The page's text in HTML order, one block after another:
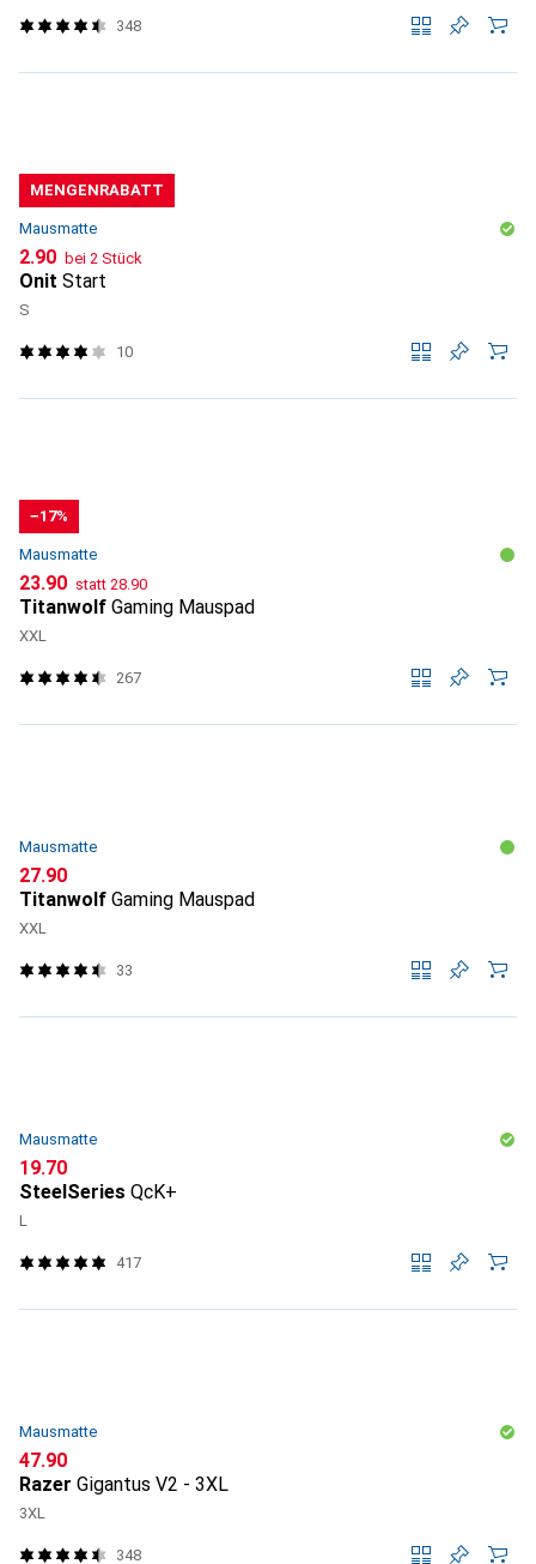
348
MENGENRABATT
Mausmatte
CHF
2.90 bei 2 Stück
Onit Start
S
10
−17%
Mausmatte
CHF
23.90 statt CHF
28.90
Titanwolf Gaming Mauspad
XXL
267
Mausmatte
CHF
27.90
Titanwolf Gaming Mauspad
XXL
33
Mausmatte
CHF
19.70
SteelSeries QcK+
L
417
Mausmatte
CHF
47.90
Razer Gigantus V2 - 3XL
3XL
348